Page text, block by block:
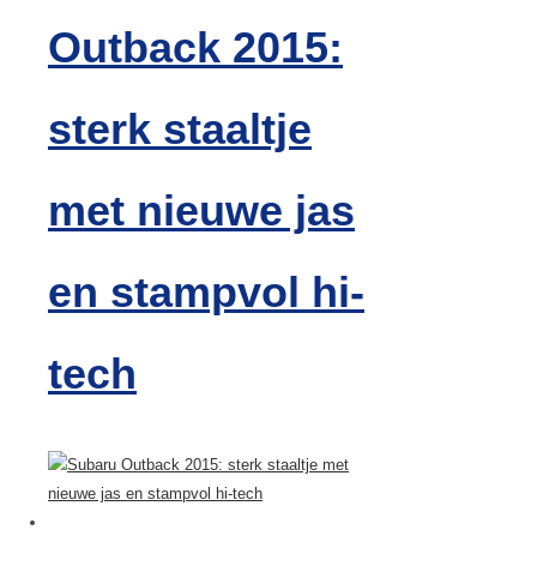
Outback 2015:
sterk staaltje
met nieuwe jas
en stampvol hi-
tech